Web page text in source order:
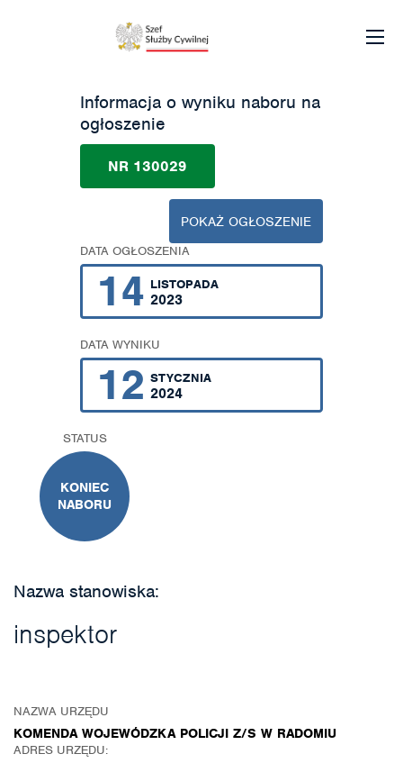
Informacja o wyniku naboru na
ogłoszenie
NR 130029
POKAŻ OGŁOSZENIE
DATA OGŁOSZENIA
14 LISTOPADA
2023
DATA WYNIKU
12 STYCZNIA
2024
STATUS
KONIEC
NABORU
Nazwa stanowiska:
inspektor
NAZWA URZĘDU
KOMENDA WOJEWÓDZKA POLICJI Z/S W RADOMIU
ADRES URZĘDU: